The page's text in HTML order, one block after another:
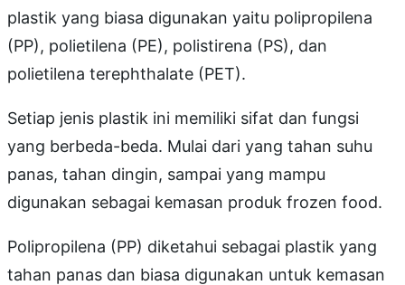
plastik yang biasa digunakan yaitu polipropilena
(PP), polietilena (PE), polistirena (PS), dan
polietilena terephthalate (PET).
Setiap jenis plastik ini memiliki sifat dan fungsi
yang berbeda-beda. Mulai dari yang tahan suhu
panas, tahan dingin, sampai yang mampu
digunakan sebagai kemasan produk frozen food.
Polipropilena (PP) diketahui sebagai plastik yang
tahan panas dan biasa digunakan untuk kemasan